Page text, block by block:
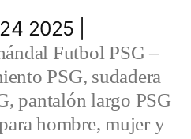
2025 |
Futbol PSG –
PSG, sudadera
pantalón largo PSG
hombre, mujer y